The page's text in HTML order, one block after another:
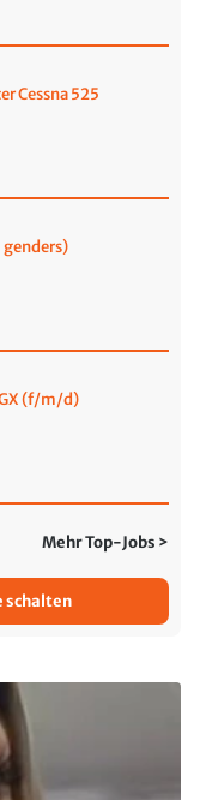
Cessna 525
genders)
(f/m/d)
Mehr Top-Jobs >
schalten